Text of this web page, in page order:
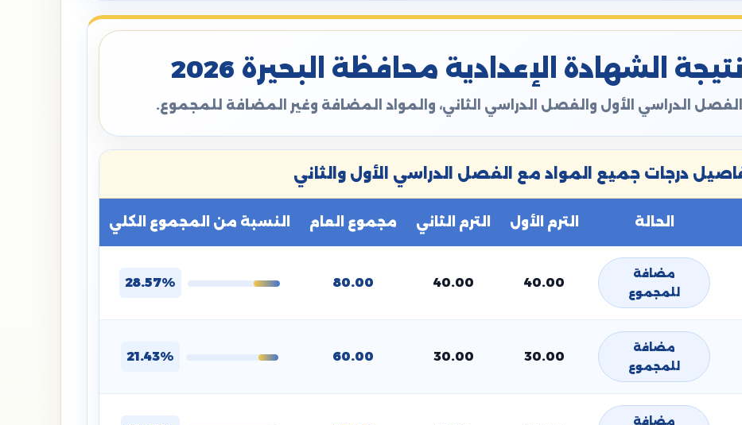
الشهادة الإعدادية محافظة البحيرة 2026
الدراسي الأول والفصل الدراسي الثاني، والمواد المضافة وغير المضافة للمجموع.
درجات جميع المواد مع الفصل الدراسي الأول والثاني
الحالة الترم الأول الترم الثاني مجموع العام النسبة من المجموع الكلي
مضافة
للمجموع
40.00
40.00
80.00
28.57%
مضافة
للمجموع
30.00
30.00
60.00
21.43%
مضافة